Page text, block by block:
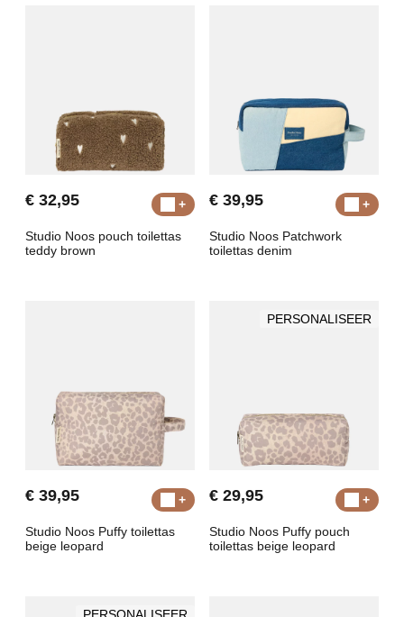
€ 32,95
Studio Noos pouch toilettas
teddy brown
€ 39,95
Studio Noos Patchwork
toilettas denim
€ 39,95
Studio Noos Puffy toilettas
beige leopard
PERSONALISEER
€ 29,95
Studio Noos Puffy pouch
toilettas beige leopard